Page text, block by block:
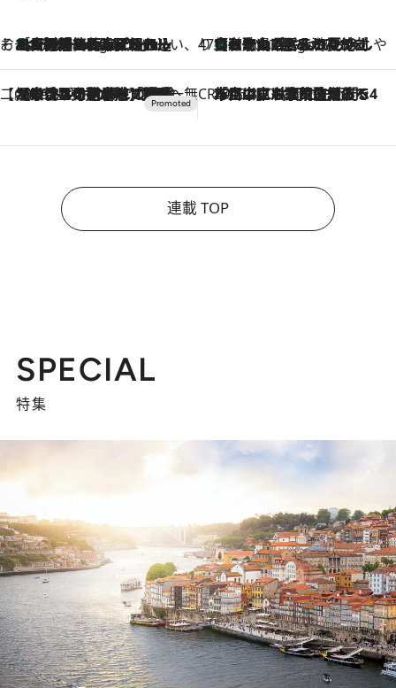
そおだよおこの関西おいしい、おやつ紀行9 Hours Ago
［大阪府箕面市］一皿一皿目の前で仕上げられる、料理を巧みに組み込んだアシェットデセールコース「ミチル アシェット デセール（Michiru assiette dessert）」 47都道府県の手みやげ ひんやりスイーツで夏を満喫
9 Hours Ago
【和歌山県】この夏絶対食べたい 冷やしておいしいおやつ3選 みかんがごろっと丸ごと入ったジュレ
【CREA×星野リゾート】唯一無二。癒しと発見が待つ場所へ
2026.8.7
【トンボの足水浴】ヒノキの香りに包まれて涼感マックス！約13℃の湧水かけ流しを避暑地「星野温泉 トンボの湯」で体験 CREA'S CHOICE
2026.8.7
「立川にも歌舞伎があるんだよ」 片岡仁左衛門・市川中車ら豪華座組みで4年目の立川立飛歌舞伎へ
連載 TOP
SPECIAL
特集